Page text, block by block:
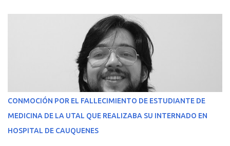
CONMOCIÓN POR EL FALLECIMIENTO DE ESTUDIANTE DE
MEDICINA DE LA UTAL QUE REALIZABA SU INTERNADO EN
HOSPITAL DE CAUQUENES